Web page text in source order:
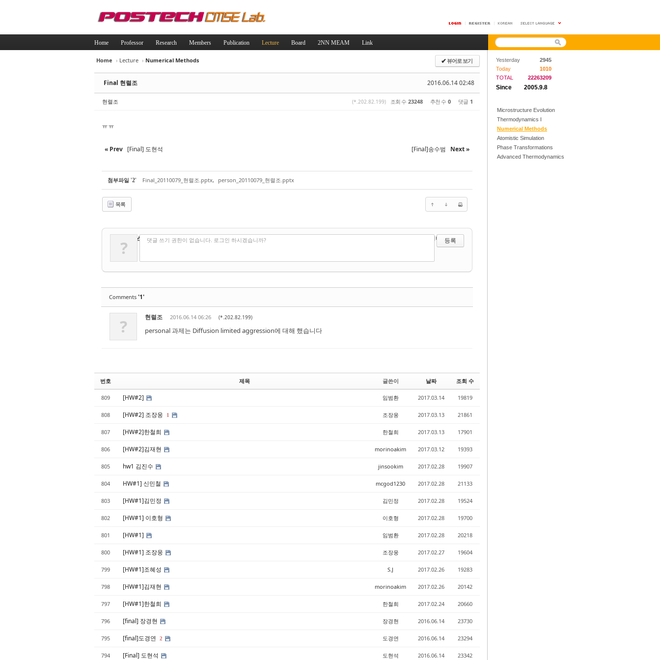
Home Professor Research Members Publication Lecture Board 2NN MEAM Link
Home › Lecture › Numerical Methods ✔뷰어로 보기
2016.06.14 02:48
Final 현렬조
현렬조 (*.202.82.199) 조회 수 23248 추천 수 0 댓글 1
ㅠㅠ
« Prev [Final] 도현석 [Final]송수범 Next »
첨부파일 '2' Final_20110079_현렬조.pptx, person_20110079_현렬조.pptx
목록
댓글 쓰기 에디터 선택하기
? 댓글 쓰기 권한이 없습니다. 로그인 하시겠습니까?
Comments '1'
? 현렬조 2016.06.14 06:26 (*.202.82.199)
personal 과제는 Diffusion limited aggression에 대해 했습니다
번호 제목 글쓴이 날짜 조회 수
809 [HW#2] 임범환 2017.03.14 19819
808 [HW#2] 조장웅 1 조장웅 2017.03.13 21861
807 [HW#2]한철희 한철희 2017.03.13 17901
806 [HW#2]김재현 morinoakim 2017.03.12 19393
805 hw1 김진수 jinsookim 2017.02.28 19907
804 HW#1] 신민철 mcgod1230 2017.02.28 21133
803 [HW#1]김민정 김민정 2017.02.28 19524
802 [HW#1] 이호형 이호형 2017.02.28 19700
801 [HW#1] 임범환 2017.02.28 20218
800 [HW#1] 조장웅 조장웅 2017.02.27 19604
799 [HW#1]조혜성 S.J 2017.02.26 19283
798 [HW#1]김재현 morinoakim 2017.02.26 20142
797 [HW#1]한철희 한철희 2017.02.24 20660
796 [final] 장경현 장경현 2016.06.14 23730
795 [final]도경연 2 도경연 2016.06.14 23294
794 [Final] 도현석 도현석 2016.06.14 23342
Sketchbook5, 스케치북5
Sketchbook5, 스케치북5
Sketchbook5, 스케치북5
Sketchbook5, 스케치북5
Yesterday
2945
Today
1010
TOTAL
22263209
Since 2005.9.8
Microstructure Evolution
Thermodynamics I
Numerical Methods
Atomistic Simulation
Phase Transformations
Advanced Thermodynamics